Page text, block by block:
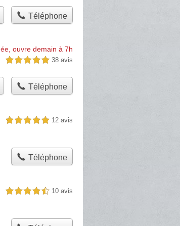
Téléphone
ouvre demain à 7h
5,0 étoiles sur 5 38 avis
Téléphone
5,0 étoiles sur 5 12 avis
Téléphone
4,5 étoiles sur 5 10 avis